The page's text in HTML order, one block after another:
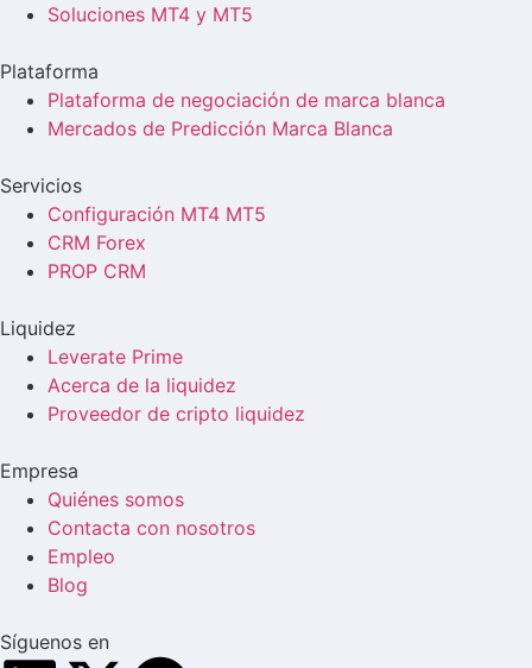
Soluciones MT4 y MT5
Plataforma
Plataforma de negociación de marca blanca
Mercados de Predicción Marca Blanca
Servicios
Configuración MT4 MT5
CRM Forex
PROP CRM
Liquidez
Leverate Prime
Acerca de la liquidez
Proveedor de cripto liquidez
Empresa
Quiénes somos
Contacta con nosotros
Empleo
Blog
Síguenos en